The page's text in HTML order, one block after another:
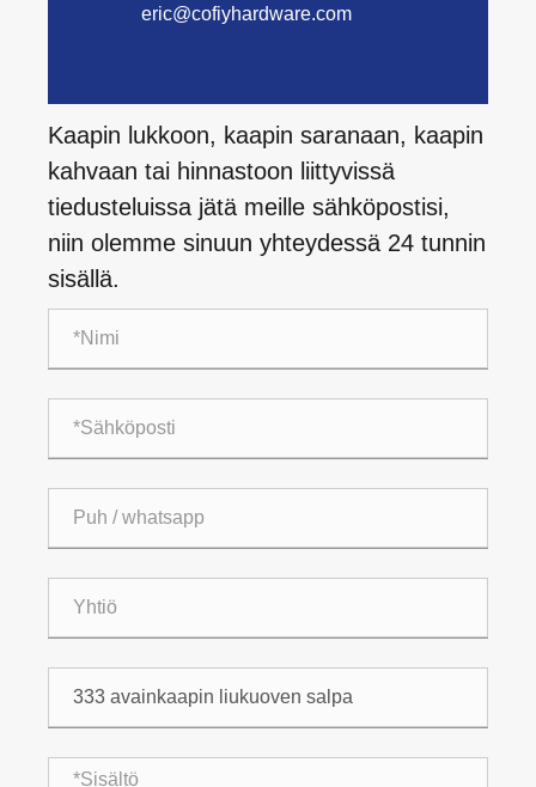
eric@cofiyhardware.com
Kaapin lukkoon, kaapin saranaan, kaapin
kahvaan tai hinnastoon liittyvissä
tiedusteluissa jätä meille sähköpostisi,
niin olemme sinuun yhteydessä 24 tunnin
sisällä.